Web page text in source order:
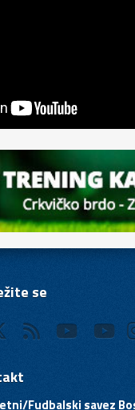
se
Fudbalski savez